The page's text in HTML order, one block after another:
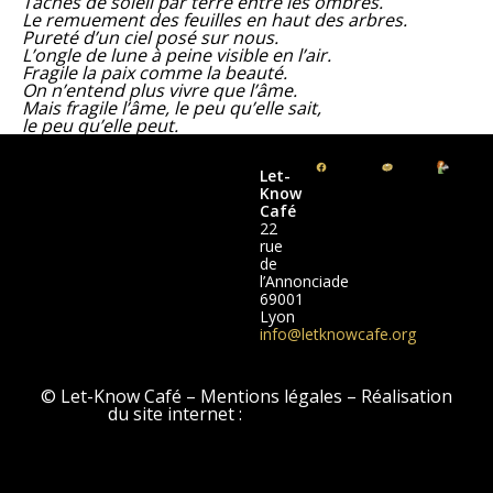
Le remuement des feuilles en haut des arbres.
Pureté d’un ciel posé sur nous.
L’ongle de lune à peine visible en l’air.
Fragile la paix comme la beauté.
On n’entend plus vivre que l’âme.
Mais fragile l’âme, le peu qu’elle sait,
le peu qu’elle peut.
Let-
Know
Café
22
rue
de
l’Annonciade
69001
Lyon
info@letknowcafe.org
© Let-Know Café – Mentions légales – Réalisation
du site internet : Clémentine Seïté